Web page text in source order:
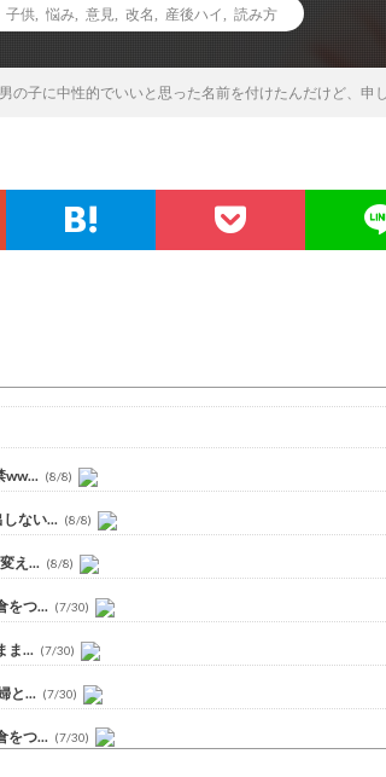
子供 悩み 意見 改名 産後ハイ 読み方
の子に中性的でいいと思った名前を付けたんだけど、申
ww... (8/8)
ない... (8/8)
え... (8/8)
をつ... (7/30)
ま... (7/30)
と... (7/30)
をつ... (7/30)